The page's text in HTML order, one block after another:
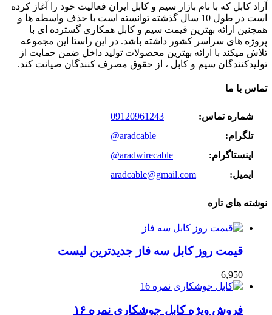
آراد کابل که با نام بازار سیم و کابل ایران فعالیت خود را آغاز کرده
است در طول 10 سال گذشته توانسته است با حذف واسطه ها و
همچنین ارائه بهترین قیمت سیم و کابل همکاری گسترده ای با
پروژه های سراسر کشور داشته باشد. در این راستا این مجموعه
تلاش میکند با ارائه بهترین محصولات تولید داخل ضمن حمایت از
تولیدکنندگان سیم و کابل ، از حقوق مصرف کنندگان صیانت کند.
تماس با ما
شماره تماس:
09120961243
تلگرام:
@aradcable
اینستاگرام:
@aradwirecable
ایمیل:
aradcable@gmail.com
نوشته های تازه
قیمت روز کابل سه فاز جدیدترین لیست
6,950
فروش ویژه کابل جوشکاری نمره ۱۶